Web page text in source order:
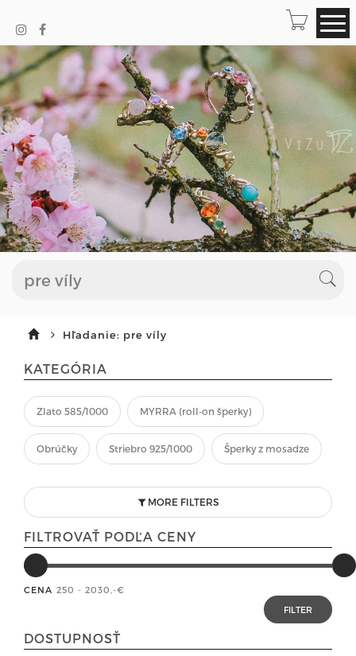
Hľadanie: pre víly
KATEGÓRIA
Zlato 585/1000 MYRRA (roll-on šperky)
Obrúčky Striebro 925/1000 Šperky z mosadze
MORE FILTERS
FILTROVAŤ PODĽA CENY
CENA 250 - 2030 ,-€
DOSTUPNOSŤ